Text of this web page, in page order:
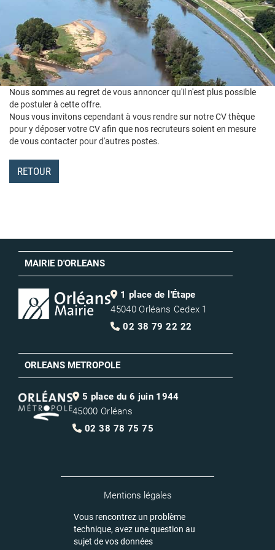
Nous sommes au regret de vous annoncer qu'il n'est plus possible
de postuler à cette offre.
Nous vous invitons cependant à vous rendre sur notre CV thèque
pour y déposer votre CV afin que nos recruteurs soient en mesure
de vous contacter pour d'autres postes.
RETOUR
MAIRIE D'ORLEANS
1 place de l'Étape
45040 Orléans Cedex 1
02 38 79 22 22
ORLEANS METROPOLE
5 place du 6 juin 1944
45000 Orléans
02 38 78 75 75
Mentions légales
Vous rencontrez un problème
technique, avez une question au
sujet de vos données